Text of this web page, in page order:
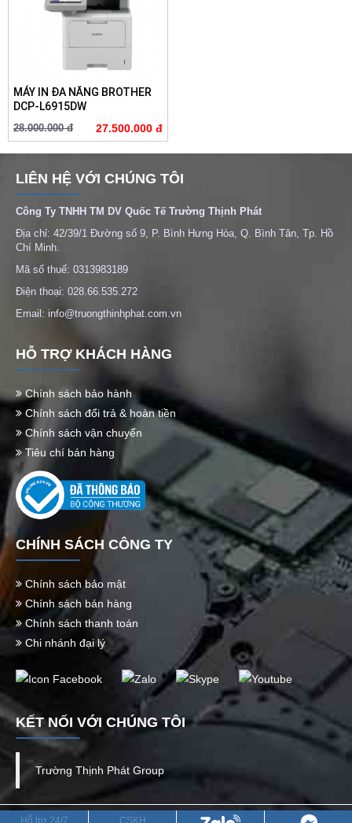
MÁY IN ĐA NĂNG BROTHER
DCP-L6915DW
28.000.000 đ 27.500.000 đ
LIÊN HỆ VỚI CHÚNG TÔI
Công Ty TNHH TM DV Quốc Tế Trường Thịnh Phát
Địa chỉ: 42/39/1 Đường số 9, P. Bình Hưng Hòa, Q. Bình Tân, Tp. Hồ
Chí Minh.
Mã số thuế: 0313983189
Điện thoại: 028.66.535.272
Email: info@truongthinhphat.com.vn
HỖ TRỢ KHÁCH HÀNG
Chính sách bảo hành
Chính sách đổi trả & hoàn tiền
Chính sách vận chuyển
Tiêu chí bán hàng
CHÍNH SÁCH CÔNG TY
Chính sách bảo mật
Chính sách bán hàng
Chính sách thanh toán
Chi nhánh đại lý
KẾT NỐI VỚI CHÚNG TÔI
Trường Thịnh Phát Group
Hỗ trợ 24/7 CSKH